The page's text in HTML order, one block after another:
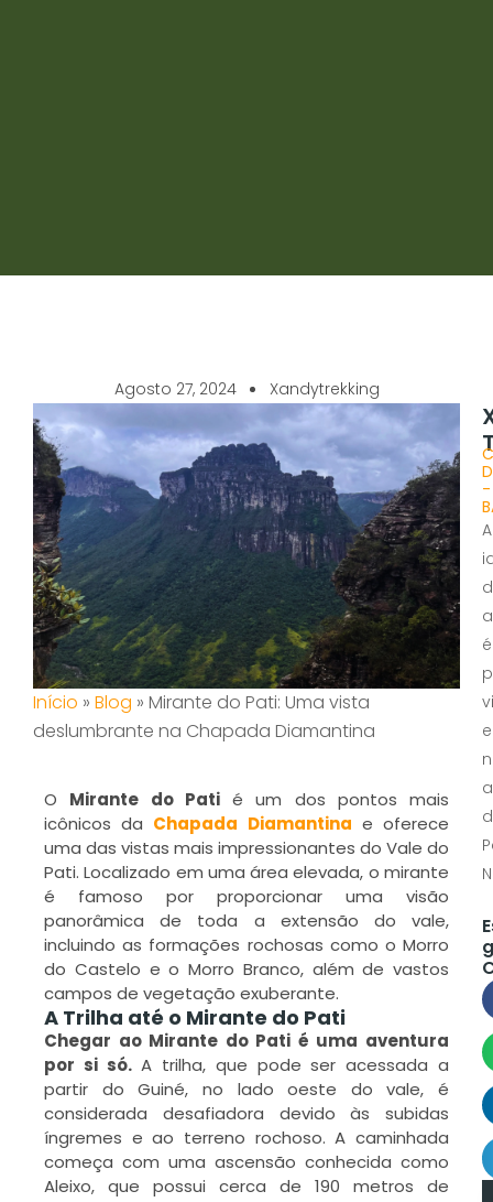
Agosto 27, 2024 Xandytrekking
Início » Blog » Mirante do Pati: Uma vista
deslumbrante na Chapada Diamantina
O Mirante do Patié um dos pontos mais
icônicos da Chapada Diamantina e oferece
uma das vistas mais impressionantes do Vale do
Pati. Localizado em uma área elevada, o mirante
é famoso por proporcionar uma visão
panorâmica de toda a extensão do vale,
incluindo as formações rochosas como o Morro
do Castelo e o Morro Branco, além de vastos
campos de vegetação exuberante.
A Trilha até o Mirante do Pati
Chegar ao Mirante do Pati é uma aventura
por si só.A trilha, que pode ser acessada a
partir do Guiné, no lado oeste do vale, é
considerada desafiadora devido às subidas
íngremes e ao terreno rochoso. A caminhada
começa com uma ascensão conhecida como
Aleixo, que possui cerca de 190 metros de
-
A
é